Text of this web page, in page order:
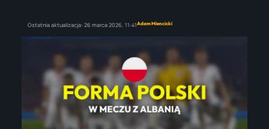
Ostatnia aktualizacja: 26 marca 2026, 11:41Adam Miencicki